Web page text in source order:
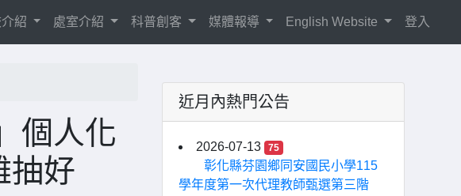
紹 處室介紹 科普創客 媒體報導 English Website 登入
個人化
抽好
近月內熱門公告
2026-07-13 75
彰化縣芬園鄉同安國民小學115
學年度第一次代理教師甄選第三階